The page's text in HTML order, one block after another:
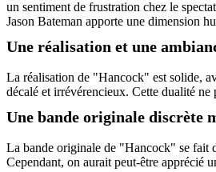
un sentiment de frustration chez le
Jason Bateman apporte une dimension
Une réalisation et une
La réalisation de "Hancock" est solide,
décalé et irrévérencieux. Cette dualité
Une bande originale discrète
La bande originale de "Hancock" se fait
Cependant, on aurait peut-être apprécié